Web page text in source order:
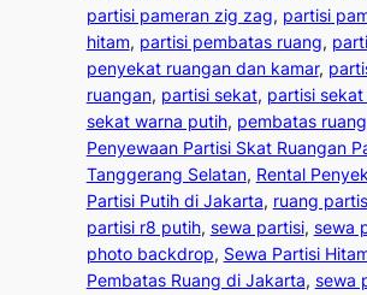
partisi pameran zig zag, partisi
hitam, partisi pembatas ruang,
penyekat ruangan dan kamar,
ruangan, partisi sekat, partisi sekat
sekat warna putih, pembatas
Penyewaan Partisi Skat Ruangan
Tanggerang Selatan, Rental
Partisi Putih di Jakarta, ruang
partisi r8 putih, sewa partisi, sewa
photo backdrop, Sewa Partisi
Pembatas Ruang di Jakarta, sewa